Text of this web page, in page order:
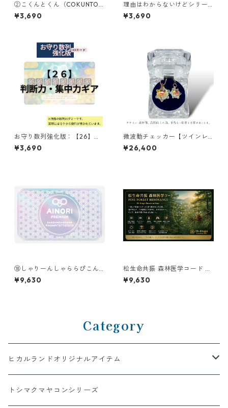
②こくんとくん（COKUNTOK
UN）
¥3,690
理由はわからないけどシリー
ズ【A】｜なぜか自分を責めな
い❽自己否定解放ギア ぎゅっ
¥3,690
お守り数列強化版：【26】判
断力・集中力ギア
¥3,690
微波動チェッカー【ツインレ
イチェッカー】
¥26,400
⑱しゃりーんしゃららぴこん
ぴとっととと（SHARIINSHAR
ARAPIKONPITOTTOTOTO）
¥9,630
松生命共振 森林医学コード PI
NE FOREST RESONANCE ーH
i-Ringo Function Gearー
¥9,630
Category
ヒカルランドオリジナルアイテム
AINORI（愛意乗り）シリーズ
トシマクマヤコンシリーズ